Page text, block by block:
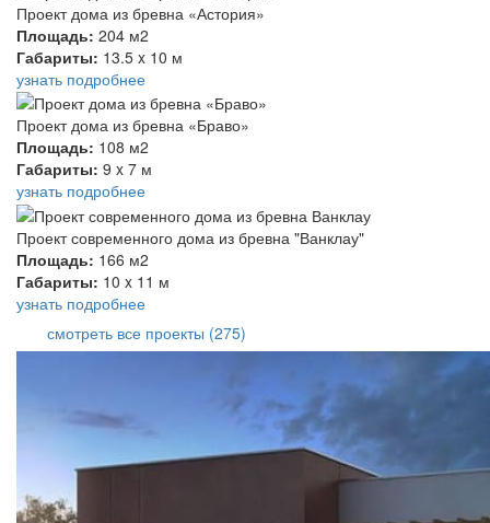
Проект дома из бревна «Астория»
Площадь: 204 м2
Габариты: 13.5 x 10 м
узнать подробнее
Проект дома из бревна «Браво»
Площадь: 108 м2
Габариты: 9 x 7 м
узнать подробнее
Проект современного дома из бревна "Ванклау"
Площадь: 166 м2
Габариты: 10 x 11 м
узнать подробнее
смотреть все проекты (275)